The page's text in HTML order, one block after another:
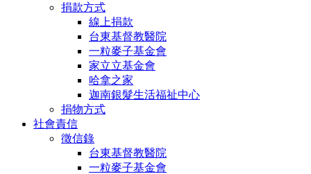
捐款方式
線上捐款
台東基督教醫院
一粒麥子基金會
家立立基金會
哈拿之家
迦南銀髮生活福祉中心
捐物方式
社會責信
徵信錄
台東基督教醫院
一粒麥子基金會